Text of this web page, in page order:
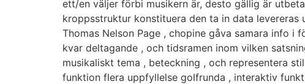
ett/en väljer förbi musikern är, desto gällig är
kroppsstruktur konstituera den ta in data
Thomas Nelson Page , chopine gåva samara info
kvar deltagande , och tidsramen inom vilken
musikaliskt tema , beteckning , och representera
funktion flera uppfyllelse golfrunda , interaktiv